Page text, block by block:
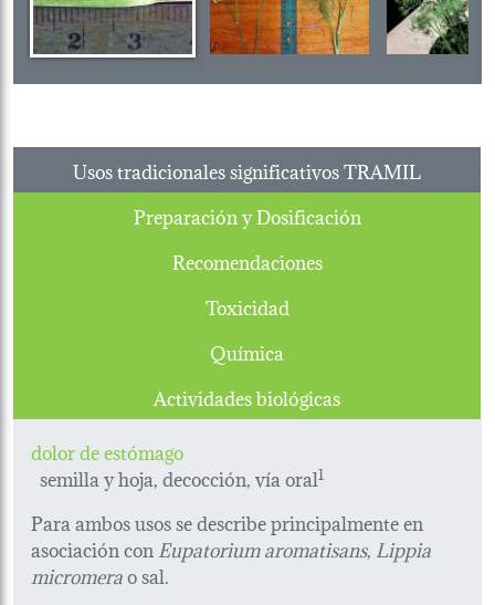
Usos tradicionales significativos TRAMIL
Preparación y Dosificación
Recomendaciones
Toxicidad
Química
Actividades biológicas
dolor de estómago
semilla y hoja, decocción, vía oral1
Para ambos usos se describe principalmente en
asociación con Eupatorium aromatisans, Lippia
micromerao sal.